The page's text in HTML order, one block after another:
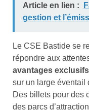
Article en lien :
gestion et
Le CSE Bastide se
répondre aux
avantages exclusifs
sur un large éventail
Des billets pour des
des parcs